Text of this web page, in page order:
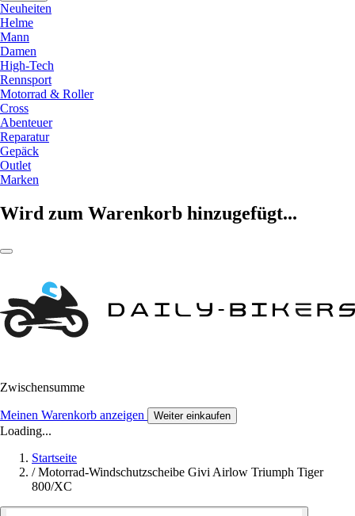
Neuheiten
Helme
Mann
Damen
High-Tech
Rennsport
Motorrad & Roller
Cross
Abenteuer
Reparatur
Gepäck
Outlet
Marken
Wird zum Warenkorb hinzugefügt...
Zwischensumme
Meinen Warenkorb anzeigen Weiter einkaufen
Loading...
Startseite
/ Motorrad-Windschutzscheibe Givi Airlow Triumph Tiger
800/XC